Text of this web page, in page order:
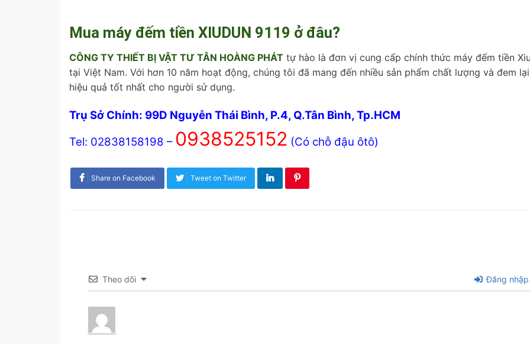
Mua máy đếm tiền XIUDUN 9119 ở đâu?
CÔNG TY THIẾT BỊ VẬT TƯ TÂN HOÀNG PHÁT tự hào là đơn vị cung cấp chính thức máy đếm tiền
tại Việt Nam. Với hơn 10 năm hoạt động, chúng tôi đã mang đến nhiều sản phẩm chất lượng và đem lại
hiệu quả tốt nhất cho người sử dụng.
Trụ Sở Chính: 99D Nguyễn Thái Bình, P.4, Q.Tân Bình, Tp.HCM
Tel: 02838158198 – 0938525152 (Có chỗ đậu ôtô)
Share on Facebook Tweet on Twitter
Theo dõi Đăng nhập